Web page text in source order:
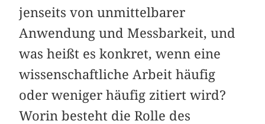
jenseits von unmittelbarer
Anwendung und Messbarkeit, und
was heißt es konkret, wenn eine
wissenschaftliche Arbeit häufig
oder weniger häufig zitiert wird?
Worin besteht die Rolle des